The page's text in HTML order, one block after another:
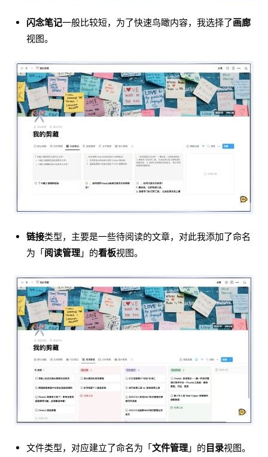
闪念笔记一般比较短，为了快速鸟瞰内容，我选择了画廊
视图。
链接类型，主要是一些待阅读的文章，对此我添加了命名
为「阅读管理 」的看板视图。
文件类型，对应建立了命名为「文件管理 」的目录视图。